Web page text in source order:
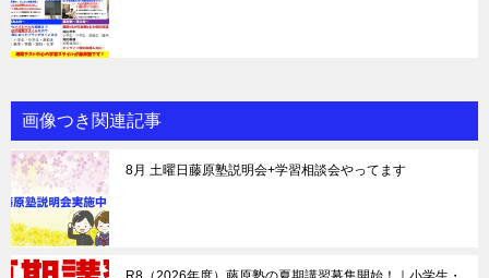
画像つき関連記事
8月 土曜日藤原塾説明会+学習相談会やってます